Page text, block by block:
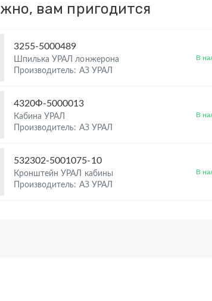
вам пригодится
3255-5000489
Шпилька УРАЛ лонжерона
Производитель: АЗ УРАЛ
В
4320Ф-5000013
Кабина УРАЛ
Производитель: АЗ УРАЛ
В
532302-5001075-10
Кронштейн УРАЛ кабины
Производитель: АЗ УРАЛ
В